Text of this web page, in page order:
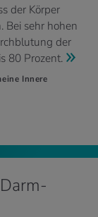
der Körper
Bei sehr hohen
der
80 Prozent.
Innere